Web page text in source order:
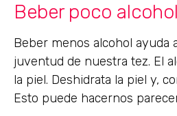
Beber poco alcohol
Beber menos alcohol ayuda
juventud de nuestra tez. El
la piel. Deshidrata la piel y,
Esto puede hacernos